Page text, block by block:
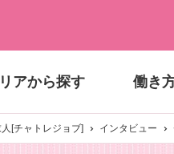
アから探す 働き
[チャトレジョブ] インタビュー